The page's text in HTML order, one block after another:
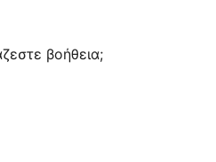
βοήθεια;